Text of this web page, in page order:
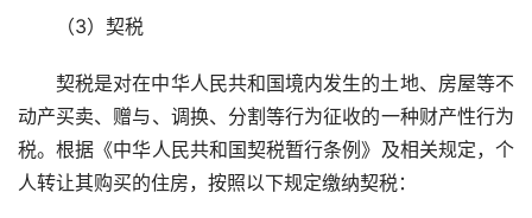
（3）契税
契税是对在中华人民共和国境内发生的土地、房屋等不
动产买卖、赠与、调换、分割等行为征收的一种财产性行为
税。根据《中华人民共和国契税暂行条例》及相关规定，个
人转让其购买的住房，按照以下规定缴纳契税：